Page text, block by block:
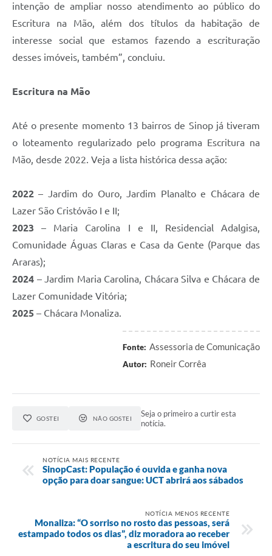
intenção de ampliar nosso atendimento ao público do
Escritura na Mão, além dos títulos da habitação de
interesse social que estamos fazendo a escrituração
desses imóveis, também”, concluiu.
Escritura na Mão
Até o presente momento 13 bairros de Sinop já tiveram
o loteamento regularizado pelo programa Escritura na
Mão, desde 2022. Veja a lista histórica dessa ação:
2022 – Jardim do Ouro, Jardim Planalto e Chácara de
Lazer São Cristóvão I e II;
2023 – Maria Carolina I e II, Residencial Adalgisa,
Comunidade Águas Claras e Casa da Gente (Parque das
Araras);
2024 – Jardim Maria Carolina, Chácara Silva e Chácara de
Lazer Comunidade Vitória;
2025 – Chácara Monaliza.
Fonte: Assessoria de Comunicação
Autor: Roneir Corrêa
GOSTEI NÃO GOSTEI
Seja o primeiro a curtir esta
notícia.
NOTÍCIA MAIS RECENTE
SinopCast: População é ouvida e ganha nova
opção para doar sangue: UCT abrirá aos sábados
NOTÍCIA MENOS RECENTE
Monaliza: “O sorriso no rosto das pessoas, será
estampado todos os dias”, diz moradora ao receber
a escritura do seu imóvel